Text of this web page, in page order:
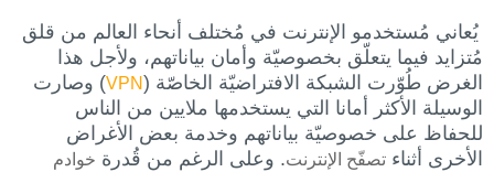
يُعاني مُستخدمو الإنترنت في مُختلف أنحاء العالم من قلق
مُتزايد فيما يتعلّق بخصوصيّة وأمان بياناتهم، ولأجل هذا
الغرض طُوّرت الشبكة الافتراضيّة الخاصّة (VPN) وصارت
الوسيلة الأكثر أمانا التي يستخدمها ملايين من الناس
للحفاظ على خصوصيّة بياناتهم وخدمة بعض الأغراض
الأخرى أثناء تصفّح الإنترنت. وعلى الرغم من قُدرة خوادم